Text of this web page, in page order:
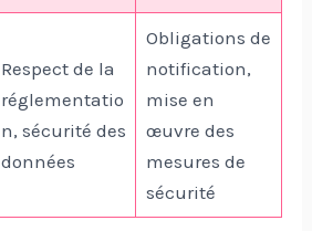
Respect de la
réglementatio
n, sécurité des
données
Obligations de
notification,
mise en
œuvre des
mesures de
sécurité